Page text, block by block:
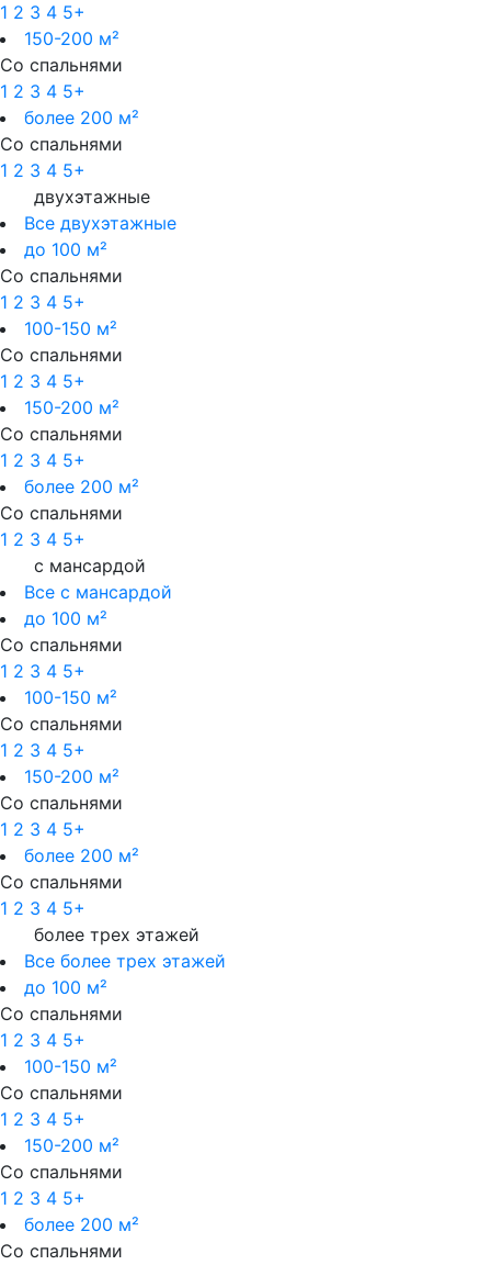
1 2 3 4 5+
150-200 м²
Со спальнями
1 2 3 4 5+
более 200 м²
Со спальнями
1 2 3 4 5+
двухэтажные
Все двухэтажные
до 100 м²
Со спальнями
1 2 3 4 5+
100-150 м²
Со спальнями
1 2 3 4 5+
150-200 м²
Со спальнями
1 2 3 4 5+
более 200 м²
Со спальнями
1 2 3 4 5+
с мансардой
Все с мансардой
до 100 м²
Со спальнями
1 2 3 4 5+
100-150 м²
Со спальнями
1 2 3 4 5+
150-200 м²
Со спальнями
1 2 3 4 5+
более 200 м²
Со спальнями
1 2 3 4 5+
более трех этажей
Все более трех этажей
до 100 м²
Со спальнями
1 2 3 4 5+
100-150 м²
Со спальнями
1 2 3 4 5+
150-200 м²
Со спальнями
1 2 3 4 5+
более 200 м²
Со спальнями